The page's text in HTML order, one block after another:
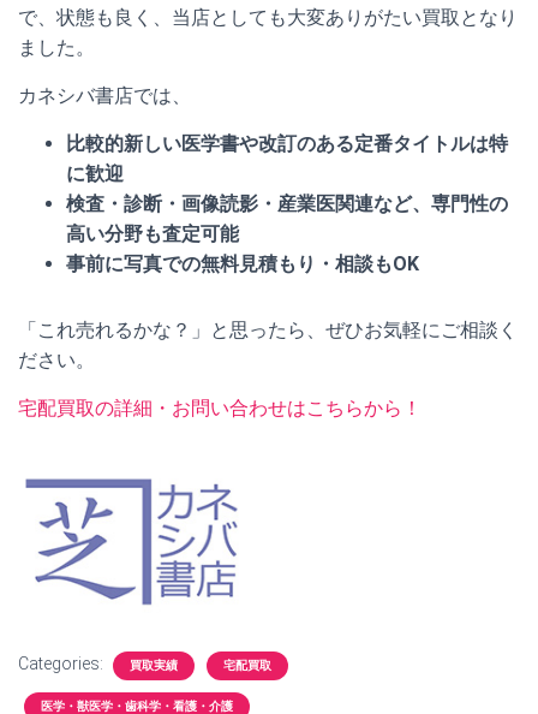
で、状態も良く、当店としても大変ありがたい買取となり
ました。
カネシバ書店では、
比較的新しい医学書や改訂のある定番タイトルは特
に歓迎
検査・診断・画像読影・産業医関連など、専門性の
高い分野も査定可能
事前に写真での無料見積もり・相談もOK
「これ売れるかな？」と思ったら、ぜひお気軽にご相談く
ださい。
宅配買取の詳細・お問い合わせはこちらから！
Categories: 買取実績 宅配買取
医学・獣医学・歯科学・看護・介護